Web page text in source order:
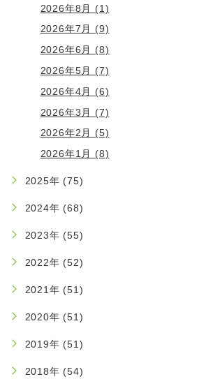
2026年8月 (1)
2026年7月 (9)
2026年6月 (8)
2026年5月 (7)
2026年4月 (6)
2026年3月 (7)
2026年2月 (5)
2026年1月 (8)
2025年 (75)
2024年 (68)
2023年 (55)
2022年 (52)
2021年 (51)
2020年 (51)
2019年 (51)
2018年 (54)